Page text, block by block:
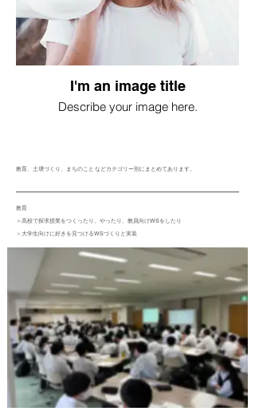
I'm an image title
Describe your image here.
​教育、土壌づくり、まちのこと など​カテゴリー別にまとめてあります。
​教育
＞高校で探求授業をつくったり、やったり、教員向けWSをしたり
​＞大学生向けに好きを見つけるWSづくりと実装